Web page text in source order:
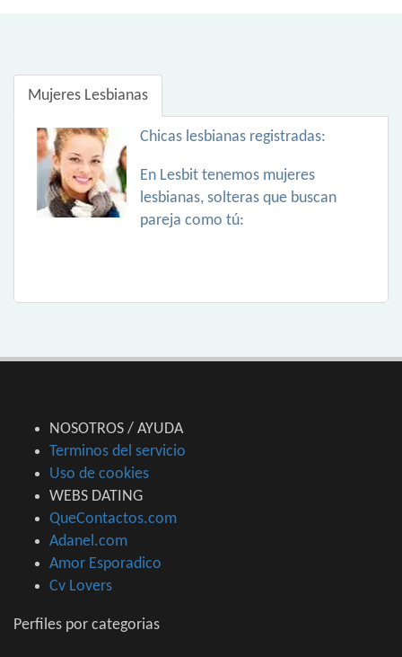
Mujeres Lesbianas
Chicas lesbianas registradas:
En Lesbit tenemos mujeres
lesbianas, solteras que buscan
pareja como tú:
NOSOTROS / AYUDA
Terminos del servicio
Uso de cookies
WEBS DATING
QueContactos.com
Adanel.com
Amor Esporadico
Cv Lovers
Perfiles por categorias